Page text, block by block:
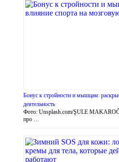
Бонус к стройности и мышцам:
деятельность
Фото: Unsplash.com/ŞULE
про …